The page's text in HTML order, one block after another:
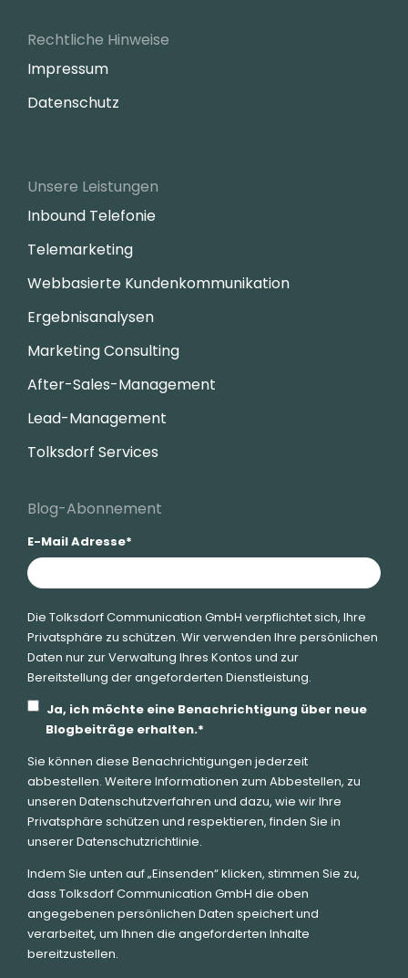
Rechtliche Hinweise
Impressum
Datenschutz
Unsere Leistungen
Inbound Telefonie
Telemarketing
Webbasierte Kundenkommunikation
Ergebnisanalysen
Marketing Consulting
After-Sales-Management
Lead-Management
Tolksdorf Services
Blog-Abonnement
E-Mail Adresse*
Die Tolksdorf Communication GmbH verpflichtet sich, Ihre
Privatsphäre zu schützen. Wir verwenden Ihre persönlichen
Daten nur zur Verwaltung Ihres Kontos und zur
Bereitstellung der angeforderten Dienstleistung.
Ja, ich möchte eine Benachrichtigung über neue
Blogbeiträge erhalten.*
Sie können diese Benachrichtigungen jederzeit
abbestellen. Weitere Informationen zum Abbestellen, zu
unseren Datenschutzverfahren und dazu, wie wir Ihre
Privatsphäre schützen und respektieren, finden Sie in
unserer Datenschutzrichtlinie.
Indem Sie unten auf „Einsenden“ klicken, stimmen Sie zu,
dass Tolksdorf Communication GmbH die oben
angegebenen persönlichen Daten speichert und
verarbeitet, um Ihnen die angeforderten Inhalte
bereitzustellen.